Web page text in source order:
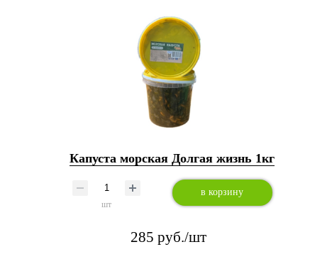
Капуста морская Долгая жизнь 1кг
шт
в корзину
285 руб./шт